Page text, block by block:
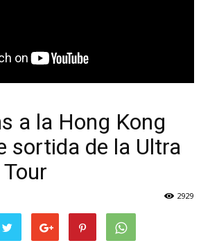
a la Hong Kong
sortida de la Ultra
2929